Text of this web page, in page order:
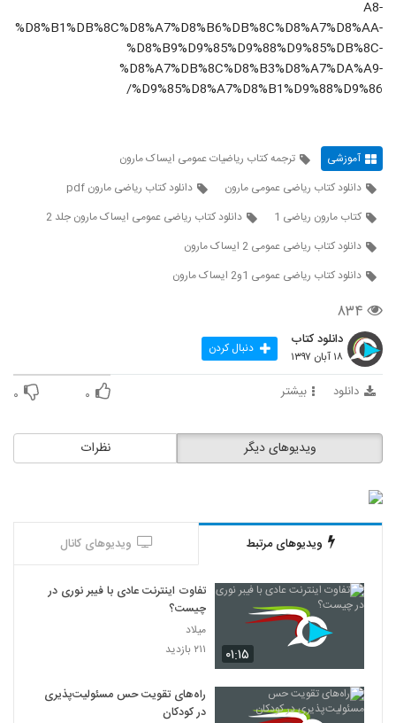
A8-
%D8%B1%DB%8C%D8%A7%D8%B6%DB%8C%D8%A7%D8%AA-
%D8%B9%D9%85%D9%88%D9%85%DB%8C-
%D8%A7%DB%8C%D8%B3%D8%A7%DA%A9-
%D9%85%D8%A7%D8%B1%D9%88%D9%86/
آموزشی
ترجمه کتاب ریاضیات عمومی ایساک مارون
دانلود کتاب ریاضی عمومی مارون
دانلود کتاب ریاضی مارون pdf
کتاب مارون ریاضی 1
دانلود کتاب ریاضی عمومی ایساک مارون جلد 2
دانلود کتاب ریاضی عمومی 2 ایساک مارون
دانلود کتاب ریاضی عمومی 1و2 ایساک مارون
۸۳۴
دانلود کتاب
۱۸ آبان ۱۳۹۷ دنبال کردن
دانلود بیشتر ۰ ۰
نظرات ویدیوهای دیگر
ویدیوهای مرتبط ویدیوهای کانال
۰۱:۱۵
تفاوت اینترنت عادی با فیبر نوری در
چیست؟
میلاد
۲۱۱ بازدید
راه‌های تقویت حس مسئولیت‌پذیری
در کودکان